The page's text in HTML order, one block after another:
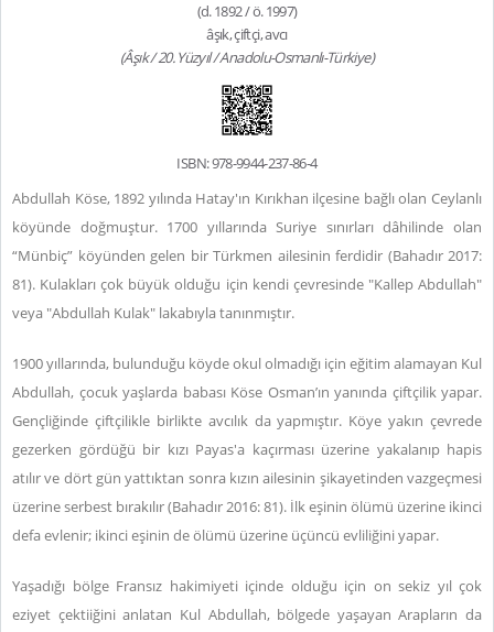
(d. 1892 / ö. 1997)
âşık, çiftçi, avcı
(Âşık / 20. Yüzyıl / Anadolu-Osmanlı-Türkiye)
ISBN: 978-9944-237-86-4
Abdullah Köse, 1892 yılında Hatay'ın Kırıkhan ilçesine bağlı olan Ceylanlı
köyünde doğmuştur. 1700 yıllarında Suriye sınırları dâhilinde olan
“Münbiç” köyünden gelen bir Türkmen ailesinin ferdidir (Bahadır 2017:
81). Kulakları çok büyük olduğu için kendi çevresinde "Kallep Abdullah"
veya "Abdullah Kulak" lakabıyla tanınmıştır.
1900 yıllarında, bulunduğu köyde okul olmadığı için eğitim alamayan Kul
Abdullah, çocuk yaşlarda babası Köse Osman’ın yanında çiftçilik yapar.
Gençliğinde çiftçilikle birlikte avcılık da yapmıştır. Köye yakın çevrede
gezerken gördüğü bir kızı Payas'a kaçırması üzerine yakalanıp hapis
atılır ve dört gün yattıktan sonra kızın ailesinin şikayetinden vazgeçmesi
üzerine serbest bırakılır (Bahadır 2016: 81). İlk eşinin ölümü üzerine ikinci
defa evlenir; ikinci eşinin de ölümü üzerine üçüncü evliliğini yapar.
Yaşadığı bölge Fransız hakimiyeti içinde olduğu için on sekiz yıl çok
eziyet çektiiğini anlatan Kul Abdullah, bölgede yaşayan Arapların da